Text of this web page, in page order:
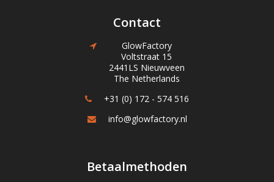
Contact
GlowFactory
Voltstraat 15
2441LS Nieuwveen
The Netherlands
+31 (0) 172 - 574 516
info@glowfactory.nl
Betaalmethoden